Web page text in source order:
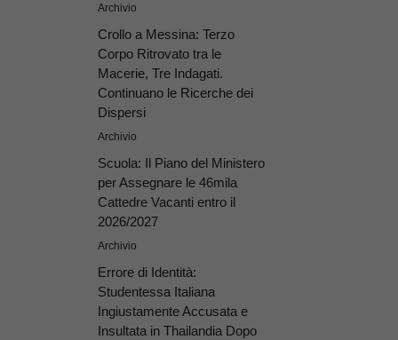
Archivio
Crollo a Messina: Terzo
Corpo Ritrovato tra le
Macerie, Tre Indagati.
Continuano le Ricerche dei
Dispersi
Archivio
Scuola: Il Piano del Ministero
per Assegnare le 46mila
Cattedre Vacanti entro il
2026/2027
Archivio
Errore di Identità:
Studentessa Italiana
Ingiustamente Accusata e
Insultata in Thailandia Dopo